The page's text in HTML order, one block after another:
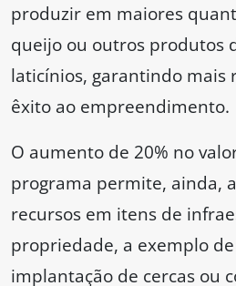
produzir em maiores
queijo ou outros produtos
laticínios, garantindo mais
êxito ao empreendimento.
O aumento de 20% no
programa permite, ainda,
recursos em itens de
propriedade, a exemplo
implantação de cercas ou